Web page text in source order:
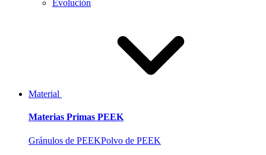
Evolución
Material
Materias Primas PEEK
Gránulos de PEEKPolvo de PEEK